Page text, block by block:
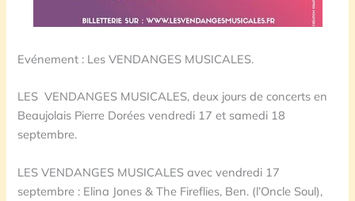
Evénement : Les VENDANGES MUSICALES.
LES VENDANGES MUSICALES, deux jours de concerts en
Beaujolais Pierre Dorées vendredi 17 et samedi 18
septembre.
LES VENDANGES MUSICALES avec vendredi 17
septembre : Elina Jones & The Fireflies, Ben. (l’Oncle Soul),